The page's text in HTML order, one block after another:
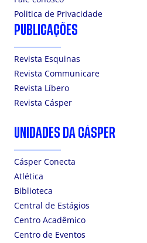
Politica de Privacidade
PUBLICAÇÕES
Revista Esquinas
Revista Communicare
Revista Líbero
Revista Cásper
UNIDADES DA CÁSPER
Cásper Conecta
Atlética
Biblioteca
Central de Estágios
Centro Acadêmico
Centro de Eventos